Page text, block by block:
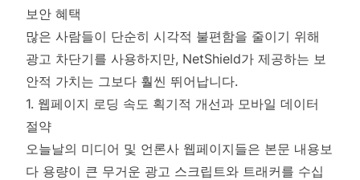
보안 혜택
많은 사람들이 단순히 시각적 불편함을 줄이기 위해
광고 차단기를 사용하지만, NetShield가 제공하는 보
안적 가치는 그보다 훨씬 뛰어납니다.
1. 웹페이지 로딩 속도 획기적 개선과 모바일 데이터
절약
오늘날의 미디어 및 언론사 웹페이지들은 본문 내용보
다 용량이 큰 무거운 광고 스크립트와 트래커를 수십